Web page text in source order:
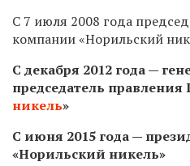
С 7 июля 2008 года
компании «Норильский
С декабря 2012 года —
председатель правления
никель»
С июня 2015 года —
«Норильский никель»